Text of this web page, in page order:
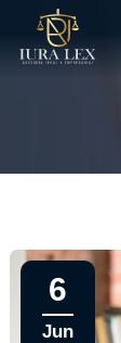
6
Jun